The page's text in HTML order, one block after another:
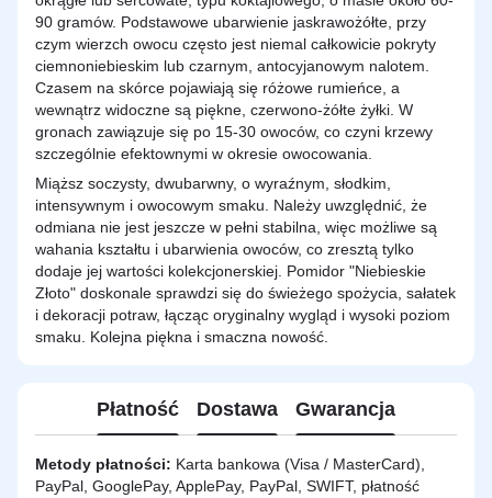
90 gramów. Podstawowe ubarwienie jaskrawożółte, przy
czym wierzch owocu często jest niemal całkowicie pokryty
ciemnoniebieskim lub czarnym, antocyjanowym nalotem.
Czasem na skórce pojawiają się różowe rumieńce, a
wewnątrz widoczne są piękne, czerwono-żółte żyłki. W
gronach zawiązuje się po 15-30 owoców, co czyni krzewy
szczególnie efektownymi w okresie owocowania.
Miąższ soczysty, dwubarwny, o wyraźnym, słodkim,
intensywnym i owocowym smaku. Należy uwzględnić, że
odmiana nie jest jeszcze w pełni stabilna, więc możliwe są
wahania kształtu i ubarwienia owoców, co zresztą tylko
dodaje jej wartości kolekcjonerskiej. Pomidor "Niebieskie
Złoto" doskonale sprawdzi się do świeżego spożycia, sałatek
i dekoracji potraw, łącząc oryginalny wygląd i wysoki poziom
smaku. Kolejna piękna i smaczna nowość.
Płatność Dostawa Gwarancja
Metody płatności: Karta bankowa (Visa / MasterCard),
PayPal, GooglePay, ApplePay, PayPal, SWIFT, płatność